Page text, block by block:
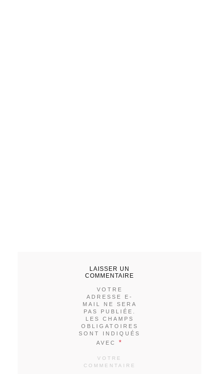
LAISSER UN
COMMENTAIRE
VOTRE
ADRESSE E-
MAIL NE SERA
PAS PUBLIÉE.
LES CHAMPS
OBLIGATOIRES
SONT INDIQUÉS
AVEC *
VOTRE
COMMENTAIRE